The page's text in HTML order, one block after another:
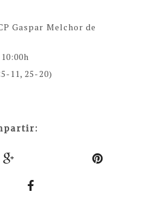
Gaspar Melchor de
11, 25-20)